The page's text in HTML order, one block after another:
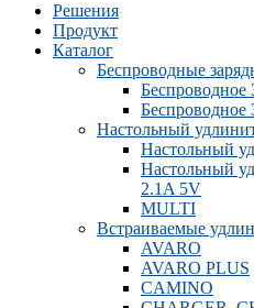
Решения
Продукт
Каталог
Беспроводные
Беспроводное
Настольный
Настольный
Настольный
2.1A 5V
MULTI
Встраиваемые
AVARO
AVARO PLUS
CAMINO